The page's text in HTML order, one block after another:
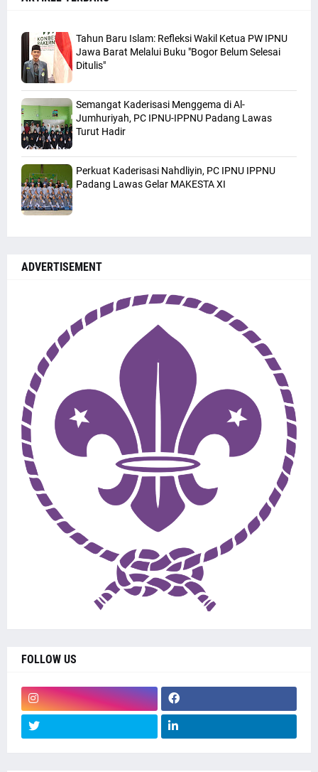
Tahun Baru Islam: Refleksi Wakil Ketua PW IPNU
Jawa Barat Melalui Buku "Bogor Belum Selesai
Ditulis"
Semangat Kaderisasi Menggema di Al-
Jumhuriyah, PC IPNU-IPPNU Padang Lawas
Turut Hadir
Perkuat Kaderisasi Nahdliyin, PC IPNU IPPNU
Padang Lawas Gelar MAKESTA XI
ADVERTISEMENT
FOLLOW US